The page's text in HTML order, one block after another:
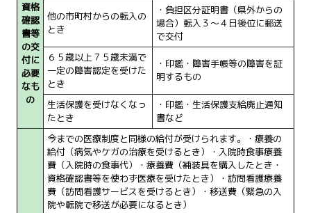
資格
確認
書等
の交
付に
必要
なも
の
他の市町村からの転入の
とき
・負担区分証明書（県外からの
場合）転入３～４日後位に郵送
で交付
６５歳以上７５歳未満で
一定の障害認定を受けた
とき
・印鑑・障害手帳等の障害を証
明するもの
生活保護を受けなくなっ
たとき
・印鑑・生活保護支給廃止通知
書など
今までの医療制度と同様の給付が受けられます。・療養の
給付（病気やケガの治療を受けるとき）・入院時食事療養
費（入院時の食事代）・療養費（補装具を購入したとき・
資格確認書等を使わず医療を受けたとき）・訪問看護療養
費（訪問看護サービスを受けるとき）・移送費（緊急の入
院や転院で移送が必要になるとき）